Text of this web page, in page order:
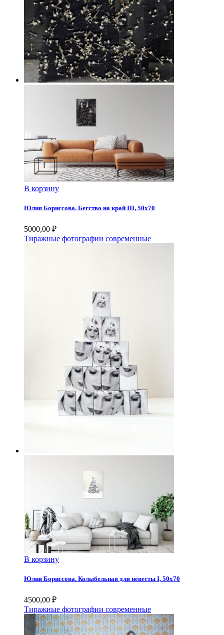
В корзину
Юлия Бориссова. Бегство на край III, 50х70
5000,00 ₽
Тиражные фотографии современные
В корзину
Юлия Бориссова. Колыбельная для невесты I, 50х70
4500,00 ₽
Тиражные фотографии современные